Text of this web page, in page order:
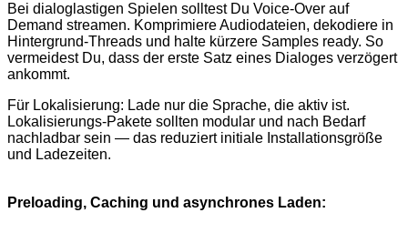
Bei dialoglastigen Spielen solltest Du Voice-Over auf
Demand streamen. Komprimiere Audiodateien, dekodiere in
Hintergrund-Threads und halte kürzere Samples ready. So
vermeidest Du, dass der erste Satz eines Dialoges verzögert
ankommt.
Für Lokalisierung: Lade nur die Sprache, die aktiv ist.
Lokalisierungs-Pakete sollten modular und nach Bedarf
nachladbar sein — das reduziert initiale Installationsgröße
und Ladezeiten.
Preloading, Caching und asynchrones Laden: